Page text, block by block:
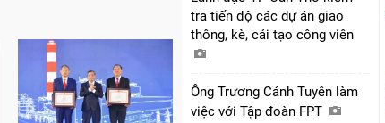
tra tiến độ các dự án giao
thông, kè, cải tạo công viên
Ông Trương Cảnh Tuyên làm
việc với Tập đoàn FPT